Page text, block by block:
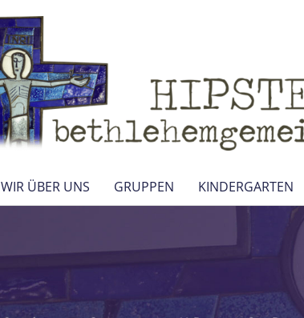
WIR ÜBER UNS GRUPPEN KINDERGARTEN